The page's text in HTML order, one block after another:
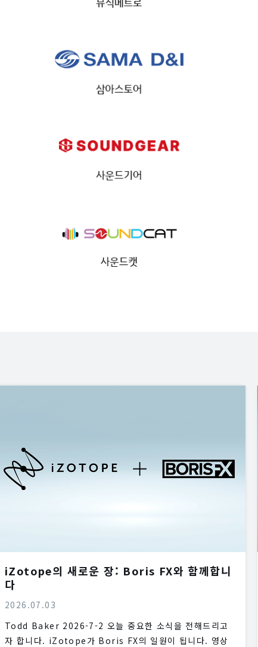
iZotope의 새로운 장: Boris FX와 함께합니
다
2026.07.03
Todd Baker 2026-7-2 오늘 중요한 소식을 전해드리고
자 합니다. iZotope가 Boris FX의 일원이 됩니다. 영상